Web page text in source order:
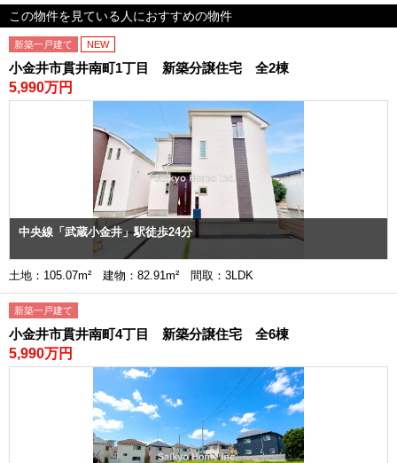
この物件を見ている人におすすめの物件
新築一戸建て NEW
小金井市貫井南町1丁目 新築分譲住宅 全2棟
5,990万円
中央線「武蔵小金井」駅徒歩24分
土地：105.07m² 建物：82.91m² 間取：3LDK
新築一戸建て
小金井市貫井南町4丁目 新築分譲住宅 全6棟
5,990万円